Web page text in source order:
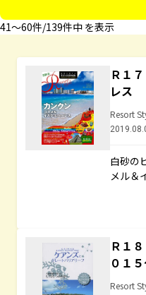
41〜60件/139件中 を表示
Ｒ１
レス
Resort
白砂の
メル＆
Ｒ１
０１
Resort